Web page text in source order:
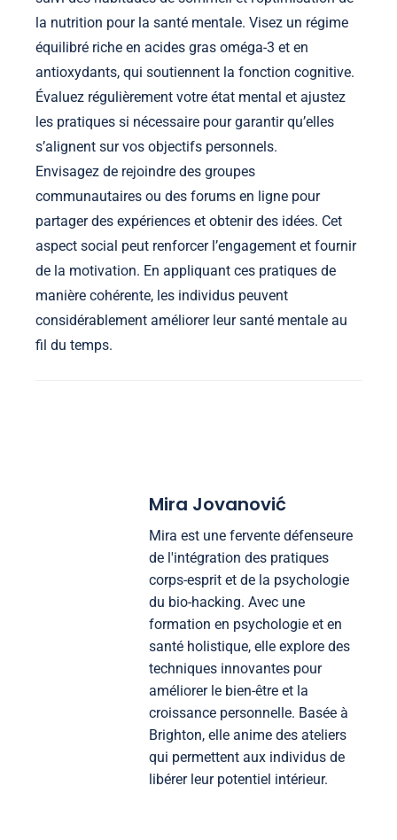
la nutrition pour la santé mentale. Visez un régime
équilibré riche en acides gras oméga-3 et en
antioxydants, qui soutiennent la fonction cognitive.
Évaluez régulièrement votre état mental et ajustez
les pratiques si nécessaire pour garantir qu’elles
s’alignent sur vos objectifs personnels.
Envisagez de rejoindre des groupes
communautaires ou des forums en ligne pour
partager des expériences et obtenir des idées. Cet
aspect social peut renforcer l’engagement et fournir
de la motivation. En appliquant ces pratiques de
manière cohérente, les individus peuvent
considérablement améliorer leur santé mentale au
fil du temps.
Mira Jovanović
Mira est une fervente défenseure
de l'intégration des pratiques
corps-esprit et de la psychologie
du bio-hacking. Avec une
formation en psychologie et en
santé holistique, elle explore des
techniques innovantes pour
améliorer le bien-être et la
croissance personnelle. Basée à
Brighton, elle anime des ateliers
qui permettent aux individus de
libérer leur potentiel intérieur.